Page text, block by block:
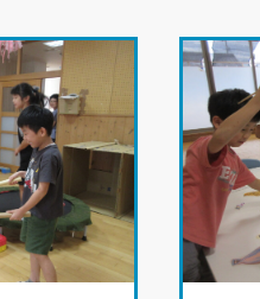
採用